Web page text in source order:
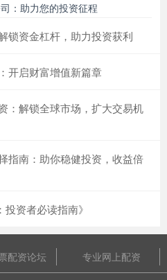
：助力您的投资征程
锁资金杠杆，助力投资获利
开启财富增值新篇章
：解锁全球市场，扩大交易机
指南：助你稳健投资，收益倍
投资者必读指南》
配资论坛 专业网上配资